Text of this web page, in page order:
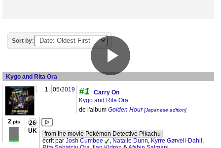
Sort by:
Kygo and Rita Ora
1. 05/2019 #1
Carry On
Kygo and Rita Ora
de l'album Golden Hour[Japanese edition]
2 pts 26
UK
from the movie Pokémon Detective Pikachu
écrit par Josh Cumbee , Natalie Dunn, Kyrre Gørvell-Dahll ,